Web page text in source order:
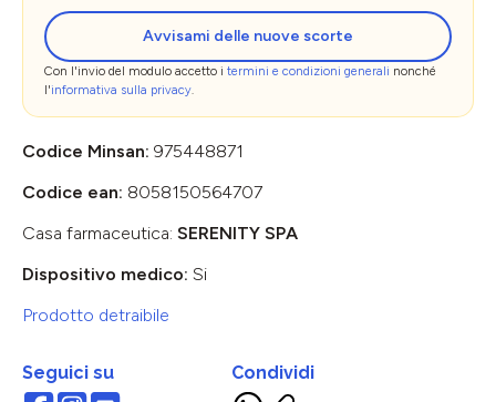
Avvisami delle nuove scorte
Con l'invio del modulo accetto i termini e condizioni generali nonché
l'informativa sulla privacy.
Codice Minsan: 975448871
Codice ean: 8058150564707
Casa farmaceutica: SERENITY SPA
Dispositivo medico: Si
Prodotto detraibile
Seguici su Condividi